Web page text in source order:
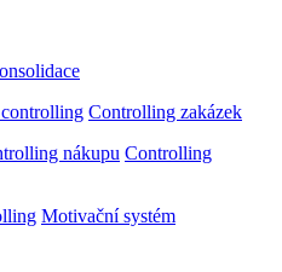
Controlling zakázek
nákupu Controlling
Motivační systém